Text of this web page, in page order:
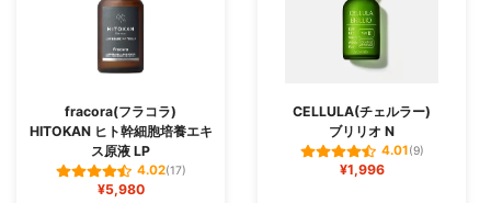
fracora(フラコラ)
HITOKAN ヒト幹細胞培養エキ
ス原液 LP
4.02(17)
¥5,980
CELLULA(チェルラー)
ブリリオ N
4.01(9)
¥1,996